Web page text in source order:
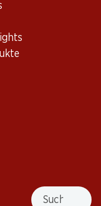
Suche
AOC
von roten Früchten